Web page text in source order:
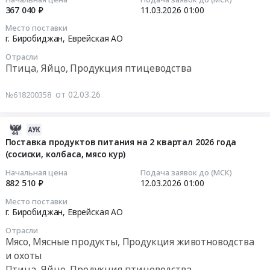
367 040 ₽ 11.03.2026 01:00
Место поставки
г. Биробиджан, Еврейская АО
Отрасли
Птица, Яйцо, Продукция птицеводства
№618200358 от 02.03.26
Поставка продуктов питания на 2 квартал 2026 года
(сосиски, колбаса, мясо кур)
Начальная цена
882 510 ₽
Подача заявок до (МСК)
12.03.2026 01:00
Место поставки
г. Биробиджан, Еврейская АО
Отрасли
Мясо, Мясные продукты, Продукция животноводства
и охоты